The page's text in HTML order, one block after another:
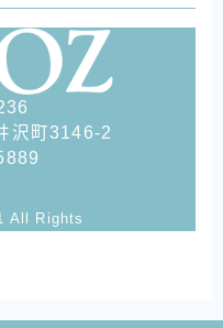
沢町3146-2
All Rights